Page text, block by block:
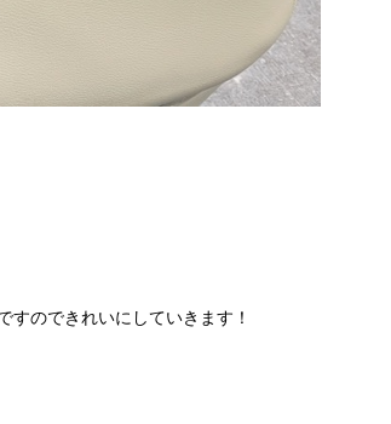
のできれいにしていきます！